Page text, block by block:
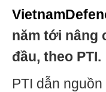
năm tới nâng
đầu, theo PTI.
PTI dẫn